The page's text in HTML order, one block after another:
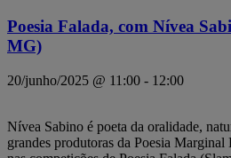
Poesia Falada, com Nívea
MG)
20/junho/2025 @ 11:00 - 12:00
Nívea Sabino é poeta da oralidade,
grandes produtoras da Poesia